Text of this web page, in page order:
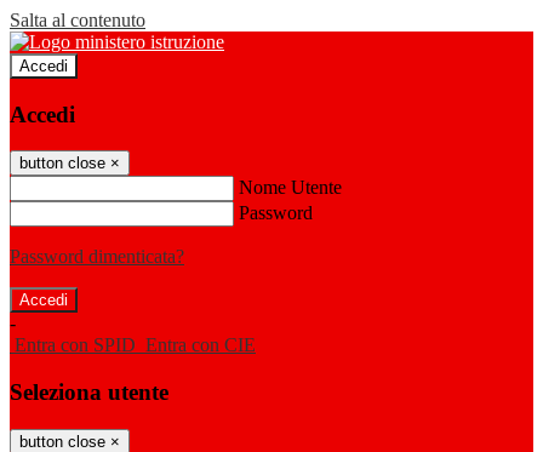
Salta al contenuto
Accedi
Accedi
button close ×
Nome Utente
Password
Password dimenticata?
-
Entra con SPID Entra con CIE
Seleziona utente
button close ×